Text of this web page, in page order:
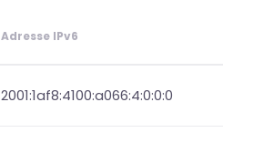
Adresse IPv6
2001:1af8:4100:a066:4:0:0:0